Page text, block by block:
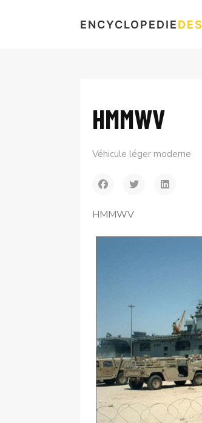
ENCYCLOPEDIEDES
HMMWV
Véhicule léger moderne
HMMWV